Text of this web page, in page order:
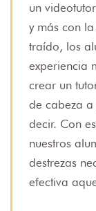
un
y más con
traído, los
experiencia
crear un
de cabeza
decir. Con
nuestros
destrezas
efectiva